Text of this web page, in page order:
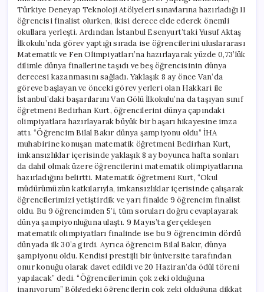
Türkiye Deneyap Teknoloji Atölyeleri sınavlarına hazırladığı 11
öğrencisi finalist olurken, ikisi derece elde ederek önemli
okullara yerleşti. Ardından İstanbul Esenyurt’taki Yusuf Aktaş
İlkokulu’nda görev yaptığı sırada ise öğrencilerini uluslararası
Matematik ve Fen Olimpiyatları’na hazırlayarak yüzde 0,73’lük
dilimle dünya finallerine taşıdı ve beş öğrencisinin dünya
derecesi kazanmasını sağladı. Yaklaşık 8 ay önce Van’da
göreve başlayan ve önceki görev yerleri olan Hakkari ile
İstanbul’daki başarılarını Van Gölü İlkokulu’na da taşıyan sınıf
öğretmeni Bedirhan Kurt, öğrencilerini dünya çapındaki
olimpiyatlara hazırlayarak büyük bir başarı hikayesine imza
attı. “Öğrencim Bilal Bakır dünya şampiyonu oldu” İHA
muhabirine konuşan matematik öğretmeni Bedirhan Kurt,
imkansızlıklar içerisinde yaklaşık 8 ay boyunca hafta sonları
da dahil olmak üzere öğrencilerini matematik olimpiyatlarına
hazırladığını belirtti. Matematik öğretmeni Kurt, “Okul
müdürümüzün katkılarıyla, imkansızlıklar içerisinde çalışarak
öğrencilerimizi yetiştirdik ve yarı finalde 9 öğrencim finalist
oldu. Bu 9 öğrencimden 5’i, tüm soruları doğru cevaplayarak
dünya şampiyonluğuna ulaştı. 9 Mayıs’ta gerçekleşen
matematik olimpiyatları finalinde ise bu 9 öğrencimin dördü
dünyada ilk 30’a girdi. Ayrıca öğrencim Bilal Bakır, dünya
şampiyonu oldu. Kendisi prestijli bir üniversite tarafından
onur konuğu olarak davet edildi ve 20 Haziran’da ödül töreni
yapılacak” dedi. “Öğrencilerimin çok zeki olduğuna
inanıyorum” Bölgedeki öğrencilerin çok zeki olduğuna dikkat